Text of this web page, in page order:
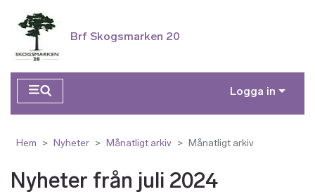
Brf Skogsmarken 20
Logga in
Hem Nyheter Månatligt arkiv Månatligt arkiv
Nyheter från juli 2024